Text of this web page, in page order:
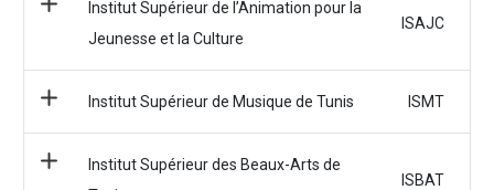
Institut Supérieur de l’Animation pour la
Jeunesse et la Culture
ISAJC
Institut Supérieur de Musique de Tunis ISMT
Institut Supérieur des Beaux-Arts de
ISBAT